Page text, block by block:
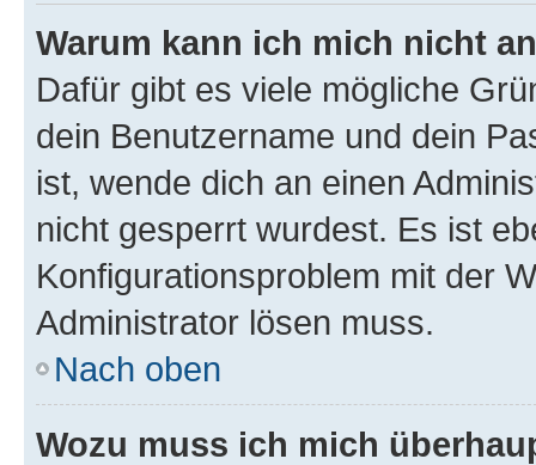
Warum kann ich mich nicht
Dafür gibt es viele mögliche
dein Benutzername und dein
ist, wende dich an einen
nicht gesperrt wurdest. Es ist
Konfigurationsproblem mit der
Administrator lösen muss.
Nach oben
Wozu muss ich mich